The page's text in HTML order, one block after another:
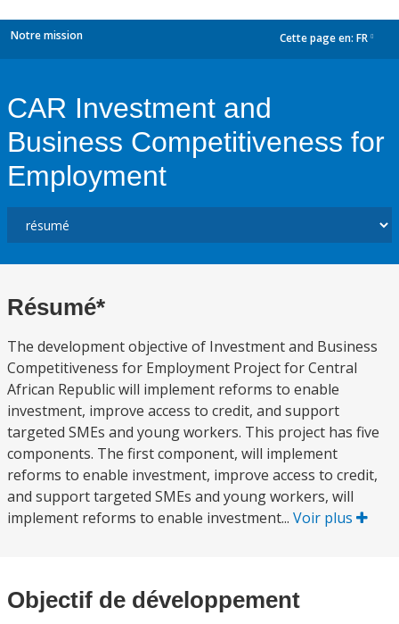
Notre mission Cette page en: FR
CAR Investment and
Business Competitiveness for
Employment
Résumé*
The development objective of Investment and Business
Competitiveness for Employment Project for Central
African Republic will implement reforms to enable
investment, improve access to credit, and support
targeted SMEs and young workers. This project has five
components. The first component, will implement
reforms to enable investment, improve access to credit,
and support targeted SMEs and young workers, will
implement reforms to enable investment... Voir plus
Objectif de développement